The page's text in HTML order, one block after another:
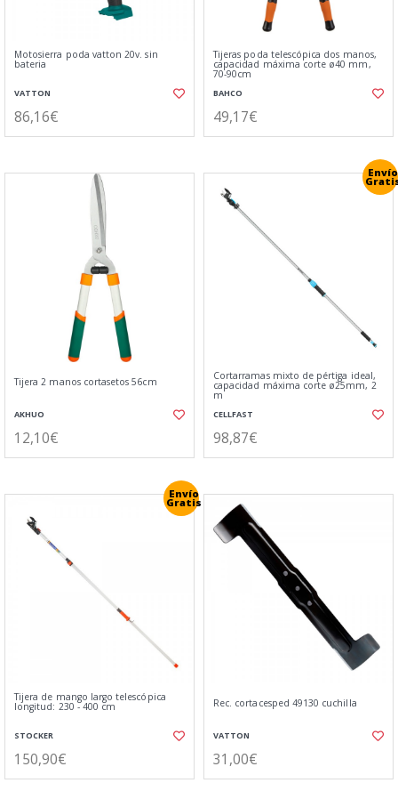
Motosierra poda vatton 20v. sin
bateria
VATTON
86,16€
Tijeras poda telescópica dos manos,
capacidad máxima corte ø40 mm,
70-90cm
BAHCO
49,17€
Tijera 2 manos cortasetos 56cm
AKHUO
12,10€
Envío
Cortarramas mixto de pértiga ideal,
capacidad máxima corte ø25mm, 2
m
CELLFAST
98,87€
Envío
Gratis
Tijera de mango largo telescópica
longitud: 230 - 400 cm
STOCKER
150,90€
Rec. cortacesped 49130 cuchilla
VATTON
31,00€